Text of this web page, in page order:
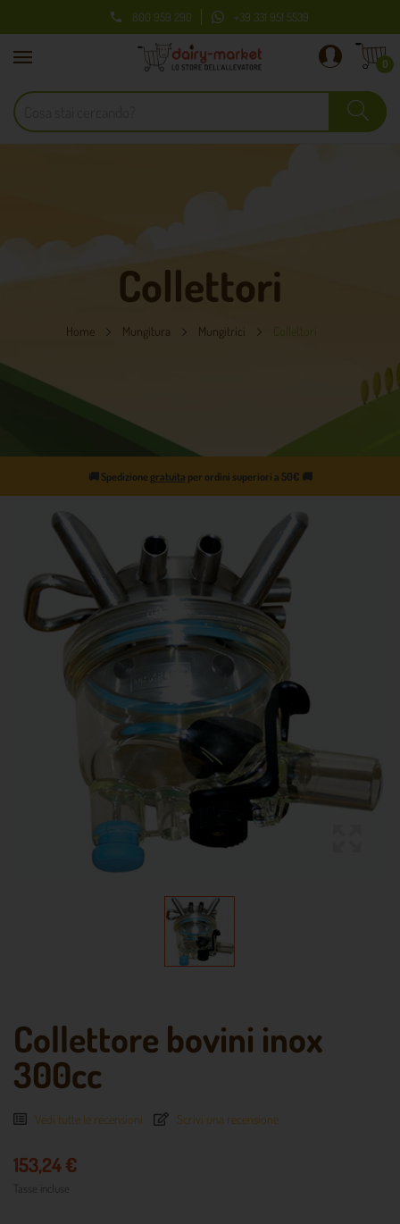
 800 959 290 +39 331 951 5539
0
Collettori
Home Mungitura Mungitrici
🚚 Spedizione gratuita per ordini superiori a 50€ 🚚
Collettore bovini inox
300cc
Vedi tutte le recensioni Scrivi una recensione
153,24 €
Tasse incluse